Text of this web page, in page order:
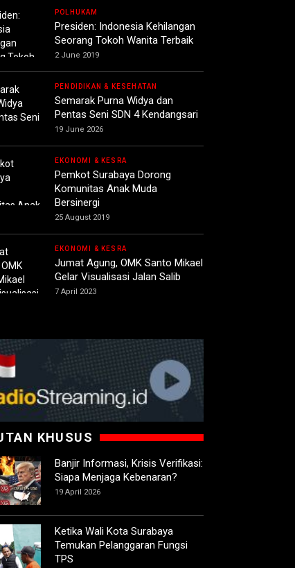
POLHUKAM
Presiden: Indonesia Kehilangan
Seorang Tokoh Wanita Terbaik
2 June 2019
PENDIDIKAN & KESEHATAN
Semarak Purna Widya dan
Pentas Seni SDN 4 Kendangsari
19 June 2026
EKONOMI & KESRA
Pemkot Surabaya Dorong
Komunitas Anak Muda
Bersinergi
25 August 2019
EKONOMI & KESRA
Jumat Agung, OMK Santo Mikael
Gelar Visualisasi Jalan Salib
7 April 2023
KHUSUS
Banjir Informasi, Krisis Verifikasi:
Siapa Menjaga Kebenaran?
19 April 2026
Ketika Wali Kota Surabaya
Temukan Pelanggaran Fungsi
TPS